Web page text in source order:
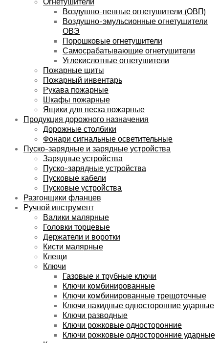
Воздушно-пенные огнетушители (ОВП)
Воздушно-эмульсионные огнетушители
ОВЭ
Порошковые огнетушители
Самосрабатывающие огнетушители
Углекислотные огнетушители
Пожарные щиты
Пожарный инвентарь
Рукава пожарные
Шкафы пожарные
Ящики для песка пожарные
Продукция дорожного назначения
Дорожные столбики
Фонари сигнальные осветительные
Пуско-зарядные и зарядные устройства
Зарядные устройства
Пуско-зарядные устройства
Пусковые кабели
Пусковые устройства
Разгонщики фланцев
Ручной инструмент
Валики малярные
Головки торцевые
Держатели и воротки
Кисти малярные
Клещи
Ключи
Газовые и трубные ключи
Ключи комбинированные
Ключи комбинированные трещоточные
Ключи накидные односторонние ударные
Ключи разводные
Ключи рожковые односторонние
Ключи рожковые односторонние ударные